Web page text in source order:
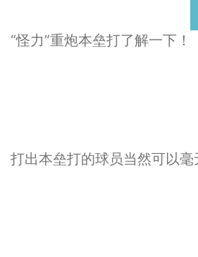
“怪力”重炮本垒打了解一下！
打出本垒打的球员当然可以